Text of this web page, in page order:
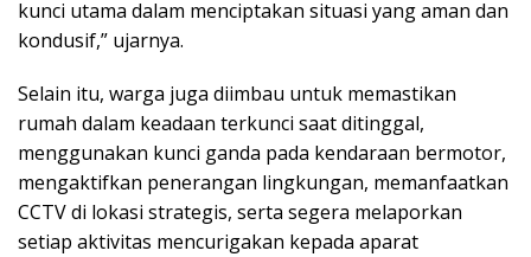
kunci utama dalam menciptakan situasi yang aman dan
kondusif,” ujarnya.
Selain itu, warga juga diimbau untuk memastikan
rumah dalam keadaan terkunci saat ditinggal,
menggunakan kunci ganda pada kendaraan bermotor,
mengaktifkan penerangan lingkungan, memanfaatkan
CCTV di lokasi strategis, serta segera melaporkan
setiap aktivitas mencurigakan kepada aparat